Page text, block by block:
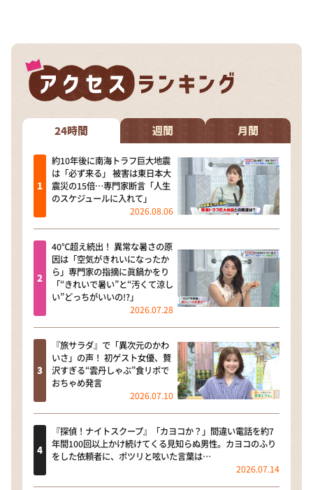
24時間 週間 月間
約10年後に南海トラフ巨大地震
は「必ず来る」 被害は東日本大
震災の15倍…専門家断言「人生
のスケジュールに入れて」
2026.08.06
40℃超え続出！ 異常な暑さの原
因は「空気がきれいになったか
ら」専門家の指摘に眞鍋かをり
「“きれいで暑い”と“汚くて涼し
い”どっちがいいの!?」
2026.07.28
『旅サラダ』で「異次元のかわ
いさ」の声！ 初ゲスト女優、贅
沢すぎる“雲丹しゃぶ”食リポで
おちゃめ発言
2026.07.10
『探偵！ナイトスクープ』「カヨコか？」間違い電話を約7
年間100回以上かけ続けてくる見知らぬ男性。カヨコのふり
をした依頼者に、ポツリと呟いた言葉は…
2026.07.14